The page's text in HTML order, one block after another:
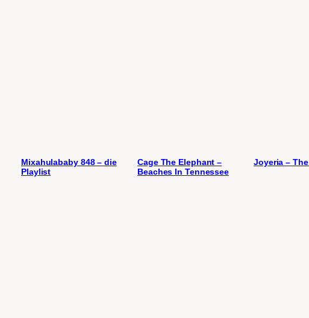
Mixahulababy 848 – die
Playlist
Cage The Elephant –
Beaches In Tennessee
Joyeria –